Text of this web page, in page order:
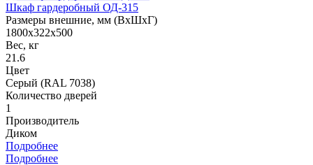
Шкаф гардеробный ОД-315
Размеры внешние, мм (ВхШхГ)
1800х322х500
Вес, кг
21.6
Цвет
Серый (RAL 7038)
Количество дверей
1
Производитель
Диком
Подробнее
Подробнее